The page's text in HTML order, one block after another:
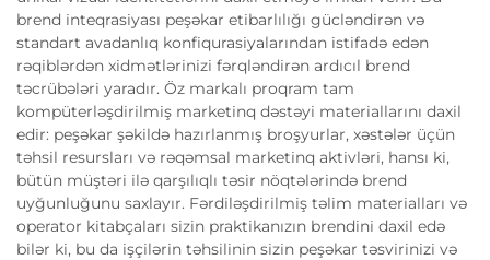
brend inteqrasiyası peşəkar etibarlılığı gücləndirən və
standart avadanlıq konfiqurasiyalarından istifadə edən
rəqiblərdən xidmətlərinizi fərqləndirən ardıcıl brend
təcrübələri yaradır. Öz markalı proqram tam
kompüterləşdirilmiş marketinq dəstəyi materiallarını daxil
edir: peşəkar şəkildə hazırlanmış broşyurlar, xəstələr üçün
təhsil resursları və rəqəmsal marketinq aktivləri, hansı ki,
bütün müştəri ilə qarşılıqlı təsir nöqtələrində brend
uyğunluğunu saxlayır. Fərdiləşdirilmiş təlim materialları və
operator kitabçaları sizin praktikanızın brendini daxil edə
bilər ki, bu da işçilərin təhsilinin sizin peşəkar təsvirinizi və